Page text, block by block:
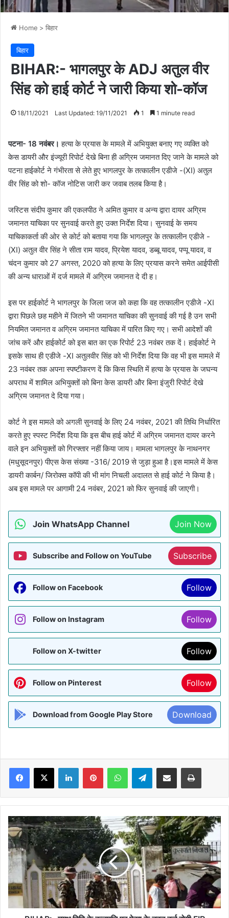
Home > बिहार
बिहार
BIHAR:- भागलपुर के ADJ अतुल वीर
सिंह को हाई कोर्ट ने जारी किया शो-कॉज
18/11/2021 Last Updated: 19/11/2021 1 1 minute read
पटना- 18 नवंबर। हत्या के प्रयास के मामले में अभियुक्त बनाए गए व्यक्ति को
केस डायरी और इंज्यूरी रिपोर्ट देखे बिना ही अग्रिम जमानत दिए जाने के मामले को
पटना हाईकोर्ट ने गंभीरता से लेते हुए भागलपुर के तत्कालीन एडीजे -(XI) अतुल
वीर सिंह को शो- कॉज नोटिस जारी कर जवाब तलब किया है।
जस्टिस संदीप कुमार की एकलपीठ ने अमित कुमार व अन्य द्वारा दायर अग्रिम
जमानत याचिका पर सुनवाई करते हुए उक्त निर्देश दिया। सुनवाई के समय
याचिकाकर्ता की ओर से कोर्ट को बताया गया कि भागलपुर के तत्कालीन एडीजे -
(XI) अतुल वीर सिंह ने सीता राम यादव, प्रियेश यादव, डब्बू यादव, पप्पू यादव, व
चंदन कुमार को 27 अगस्त, 2020 को हत्या के लिए प्रयास करने समेत आईपीसी
की अन्य धाराओं में दर्ज मामले में अग्रिम जमानत दे दी ह।
इस पर हाईकोर्ट ने भागलपुर के जिला जज को कहा कि वह तत्कालीन एडीजे -XI
द्वारा पिछले छह महीने में जितने भी जमानत याचिका की सुनवाई की गई है उन सभी
नियमित जमानत व अग्रिम जमानत याचिका में पारित किए गए। सभी आदेशों की
जांच करें और हाईकोर्ट को इस बात का एक रिपोर्ट 23 नवंबर तक दें। हाईकोर्ट ने
इसके साथ ही एडीजे -XI अतुलवीर सिंह को भी निर्देश दिया कि वह भी इस मामले में
23 नवंबर तक अपना स्पष्टीकरण दें कि किस स्थिति में हत्या के प्रयास के जघन्य
अपराध में शामिल अभियुक्तों को बिना केस डायरी और बिना इंजुरी रिपोर्ट देखे
अग्रिम जमानत दे दिया गया।
कोर्ट ने इस मामले को अगली सुनवाई के लिए 24 नवंबर, 2021 की तिथि निर्धारित
करते हुए स्पस्ट निर्देश दिया कि इस बीच हाई कोर्ट में अग्रिम जमानत दायर करने
वाले इन अभियुक्तों को गिरफ्तार नहीं किया जाय। मामला भागलपुर के नाथनगर
(मधुसूदनपुर) पीएस केस संख्या -316/ 2019 से जुड़ा हुआ है।इस मामले में केस
डायरी कार्बन/ जिरोक्स कॉपी की भी मांग निचली अदालत से हाई कोर्ट ने किया है।
अब इस मामले पर आगामी 24 नवंबर, 2021 को फिर सुनवाई की जाएगी।
Join WhatsApp Channel Join Now
Subscribe and Follow on YouTube Subscribe
Follow on Facebook Follow
Follow on Instagram Follow
Follow on X-twitter Follow
Follow on Pinterest Follow
Download from Google Play Store Download
Facebook
X LinkedInPinterestWhatsAppTelegramShare via Email Print
BIHAR:-
मगध
विवि
के
कुलपति
पर
फेमा
के
तहत